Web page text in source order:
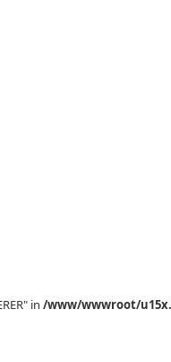
in /www/wwwroot/